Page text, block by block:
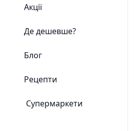
Акції
Де дешевше?
Блог
Рецепти
Супермаркети